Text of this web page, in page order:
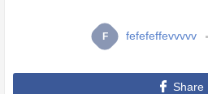
F fefefeffevvvvv
Share